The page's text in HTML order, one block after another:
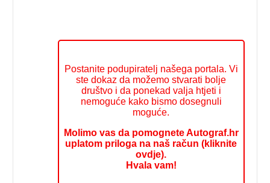
Postanite podupiratelj našega portala. Vi
ste dokaz da možemo stvarati bolje
društvo i da ponekad valja htjeti i
nemoguće kako bismo dosegnuli
moguće.
Molimo vas da pomognete Autograf.hr
uplatom priloga na naš račun (kliknite
ovdje).
Hvala vam!